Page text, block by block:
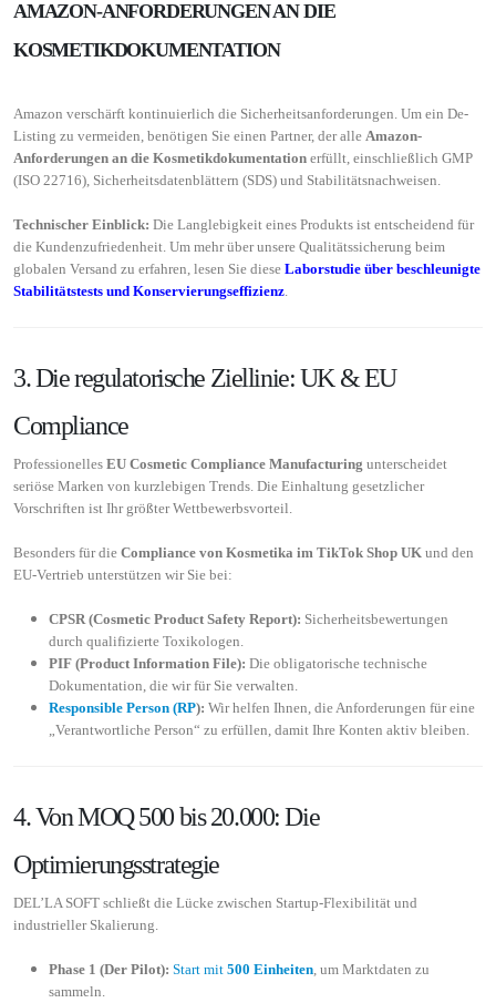
AMAZON-ANFORDERUNGEN AN DIE
KOSMETIKDOKUMENTATION
Amazon verschärft kontinuierlich die Sicherheitsanforderungen. Um ein De-
Listing zu vermeiden, benötigen Sie einen Partner, der alle Amazon-
Anforderungen an die Kosmetikdokumentation erfüllt, einschließlich GMP
(ISO 22716), Sicherheitsdatenblättern (SDS) und Stabilitätsnachweisen.
Technischer Einblick: Die Langlebigkeit eines Produkts ist entscheidend für
die Kundenzufriedenheit. Um mehr über unsere Qualitätssicherung beim
globalen Versand zu erfahren, lesen Sie diese Laborstudie über beschleunigte
Stabilitätstests und Konservierungseffizienz
3. Die regulatorische Ziellinie: UK & EU
Compliance
Professionelles EU Cosmetic Compliance Manufacturing unterscheidet
seriöse Marken von kurzlebigen Trends. Die Einhaltung gesetzlicher
Vorschriften ist Ihr größter Wettbewerbsvorteil.
Besonders für die Compliance von Kosmetika im TikTok Shop UK und den
EU-Vertrieb unterstützen wir Sie bei:
CPSR (Cosmetic Product Safety Report): Sicherheitsbewertungen
durch qualifizierte Toxikologen.
PIF (Product Information File): Die obligatorische technische
Dokumentation, die wir für Sie verwalten.
Responsible Person (RP): Wir helfen Ihnen, die Anforderungen für eine
„Verantwortliche Person“ zu erfüllen, damit Ihre Konten aktiv bleiben.
4. Von MOQ 500 bis 20.000: Die
Optimierungsstrategie
DEL’LA SOFT schließt die Lücke zwischen Startup-Flexibilität und
industrieller Skalierung.
Phase 1 (Der Pilot): Start mit 500 Einheiten , um Marktdaten zu
sammeln.